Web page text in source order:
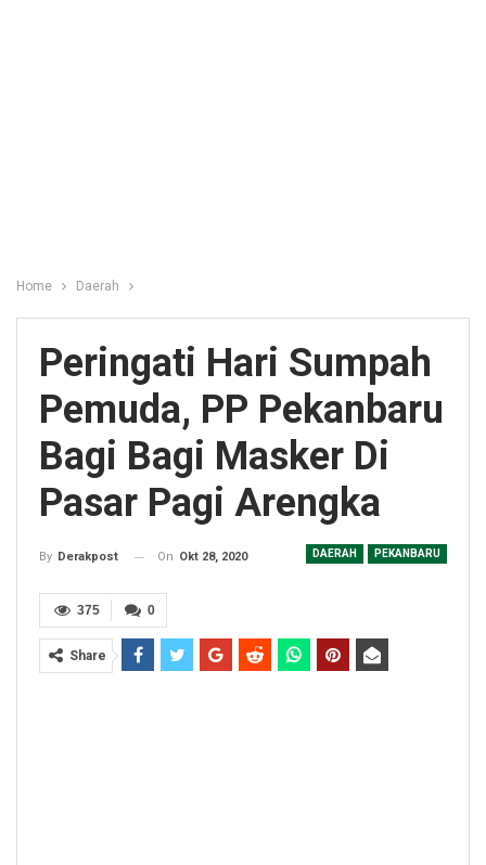
Home Daerah
Peringati Hari Sumpah
Pemuda, PP Pekanbaru
Bagi Bagi Masker Di
Pasar Pagi Arengka
DAERAH PEKANBARU
By Derakpost On Okt 28, 2020
0
375
Share